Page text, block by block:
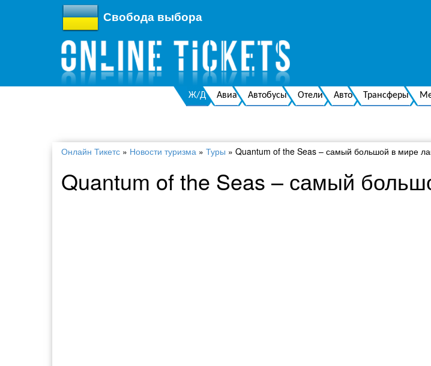
Свобода выбора
Ж/Д Авиа Автобусы Отели Авто Трансферы
Онлайн Тикетс » Новости туризма » Туры » Quantum of the Seas – самый большой в мире
Quantum of the Seas – самый